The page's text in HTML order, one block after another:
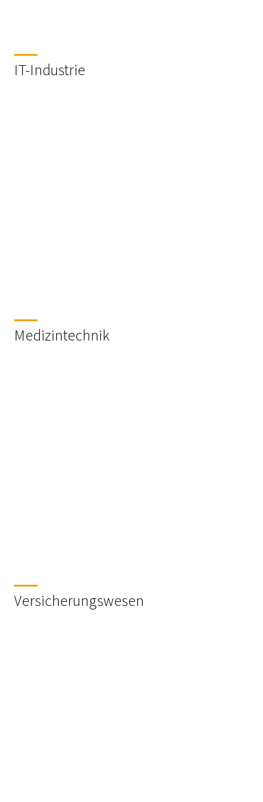
IT-Industrie
Medizintechnik
Versicherungswesen